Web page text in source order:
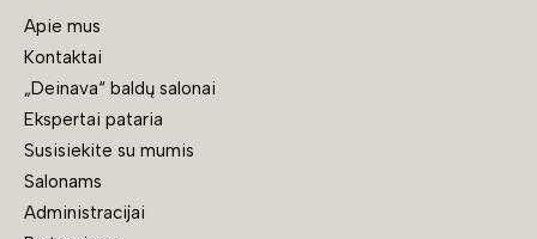
Apie mus
Kontaktai
„Deinava“ baldų salonai
Ekspertai pataria
Susisiekite su mumis
Salonams
Administracijai